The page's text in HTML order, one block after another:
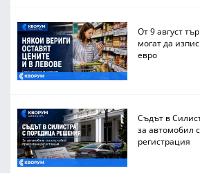
От 9 август
могат да
евро
Съдът в
за автомобил
регистрация